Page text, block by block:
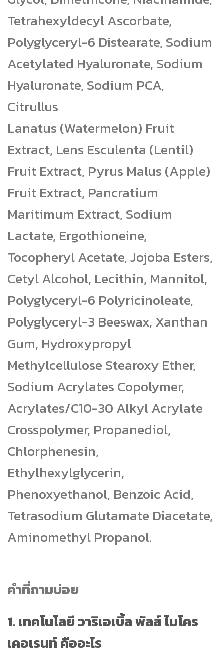
Tetrahexyldecyl Ascorbate,
Polyglyceryl-6 Distearate, Sodium
Acetylated Hyaluronate, Sodium
Hyaluronate, Sodium PCA,
Citrullus
Lanatus (Watermelon) Fruit
Extract, Lens Esculenta (Lentil)
Fruit Extract, Pyrus Malus (Apple)
Fruit Extract, Pancratium
Maritimum Extract, Sodium
Lactate, Ergothioneine,
Tocopheryl Acetate, Jojoba Esters,
Cetyl Alcohol, Lecithin, Mannitol,
Polyglyceryl-6 Polyricinoleate,
Polyglyceryl-3 Beeswax, Xanthan
Gum, Hydroxypropyl
Methylcellulose Stearoxy Ether,
Sodium Acrylates Copolymer,
Acrylates/C10-30 Alkyl Acrylate
Crosspolymer, Propanediol,
Chlorphenesin,
Ethylhexylglycerin,
Phenoxyethanol, Benzoic Acid,
Tetrasodium Glutamate Diacetate,
Aminomethyl Propanol.
คำที่ถามบ่อย
1. เทคโนโลยี วาริเอเบิ้ล พัลส์ ไมโคร
เคอเรนท์ คืออะไร